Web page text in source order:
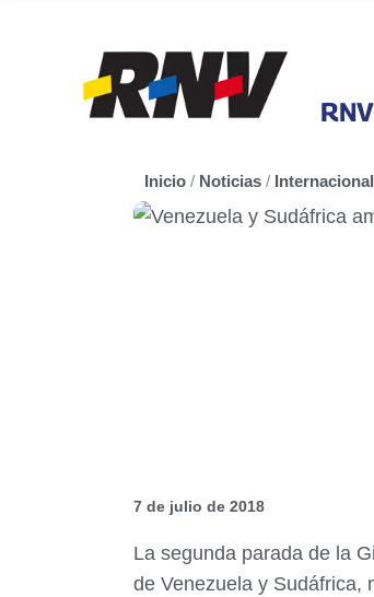
RNV
Inicio / Noticias / Internacional
7 de julio de 2018
La segunda parada de la
de Venezuela y Sudáfrica,